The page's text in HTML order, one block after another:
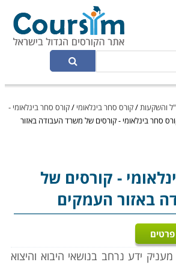
והשקעות/קורס סחר בינלאומי /קורס סחר בינלאומי -
סחר בינלאומי - קורסים של משרד העבודה באזור
- קורסים של
באזור העמקים
פרטים
ידע נרחב בנושאי היבוא והיצוא